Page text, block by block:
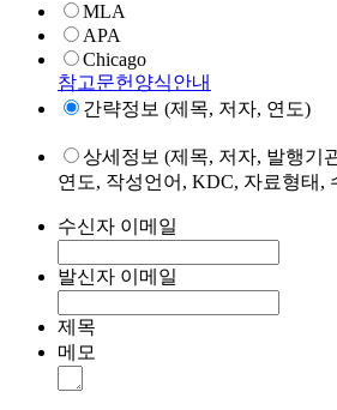
MLA
APA
Chicago
참고문헌양식안내
간략정보 (제목, 저자, 연도)
상세정보 (제목, 저자, 발행기
연도, 작성언어, KDC, 자료형태,
수신자 이메일
발신자 이메일
제목
메모